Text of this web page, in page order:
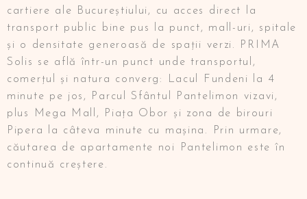
cartiere ale Bucureștiului, cu acces direct la
transport public bine pus la punct, mall-uri, spitale
și o densitate generoasă de spații verzi. PRIMA
Solis se află într-un punct unde transportul,
comerțul și natura converg: Lacul Fundeni la 4
minute pe jos, Parcul Sfântul Pantelimon vizavi,
plus Mega Mall, Piața Obor și zona de birouri
Pipera la câteva minute cu mașina. Prin urmare,
căutarea de apartamente noi Pantelimon este în
continuă creștere.